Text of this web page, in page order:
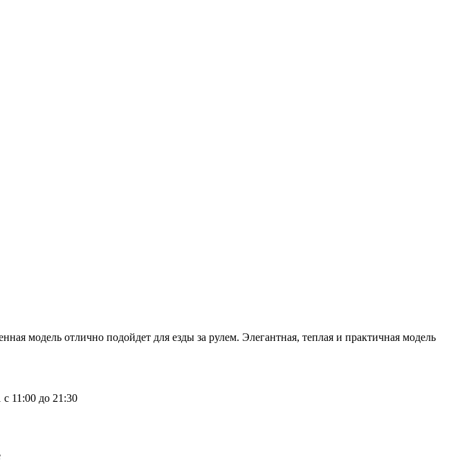
модель отлично подойдет для езды за рулем. Элегантная, теплая и практичная модель
11:00 до 21:30